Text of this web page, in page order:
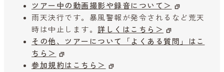
ツアー中の動画撮影や録音について＞
雨天決行です。暴風警報が発令されるなど荒天
時は中止します。 詳しくはこちら＞
その他、ツアーについて「よくある質問」はこ
ちら＞
参加規約はこちら＞